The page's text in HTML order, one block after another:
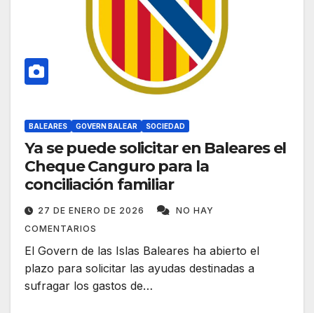
BALEARES GOVERN BALEAR SOCIEDAD
Ya se puede solicitar en Baleares el
Cheque Canguro para la
conciliación familiar
27 DE ENERO DE 2026
NO HAY
COMENTARIOS
El Govern de las Islas Baleares ha abierto el
plazo para solicitar las ayudas destinadas a
sufragar los gastos de…